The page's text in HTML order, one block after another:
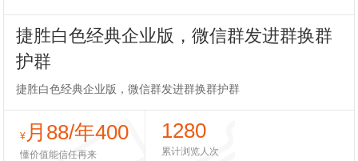
捷胜白色经典企业版，微信群发进群换群
护群
捷胜白色经典企业版，微信群发进群换群护群
¥ 月88/年400
懂价值能信任再来
1280
累计浏览人次